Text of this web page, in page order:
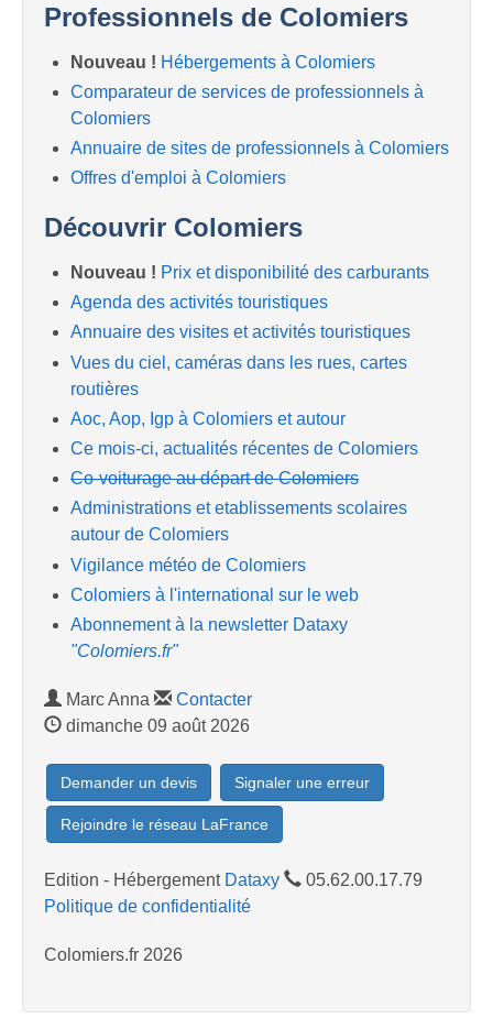
Professionnels de Colomiers
Nouveau ! Hébergements à Colomiers
Comparateur de services de professionnels à
Colomiers
Annuaire de sites de professionnels à Colomiers
Offres d'emploi à Colomiers
Découvrir Colomiers
Nouveau ! Prix et disponibilité des carburants
Agenda des activités touristiques
Annuaire des visites et activités touristiques
Vues du ciel, caméras dans les rues, cartes
routières
Aoc, Aop, Igp à Colomiers et autour
Ce mois-ci, actualités récentes de Colomiers
Co-voiturage au départ de Colomiers
Administrations et etablissements scolaires
autour de Colomiers
Vigilance météo de Colomiers
Colomiers à l'international sur le web
Abonnement à la newsletter Dataxy
"Colomiers.fr"
Marc Anna
Contacter
dimanche 09 août 2026
Demander un devis Signaler une erreur
Rejoindre le réseau LaFrance
Edition - Hébergement Dataxy
05.62.00.17.79
Politique de confidentialité
Colomiers.fr 2026